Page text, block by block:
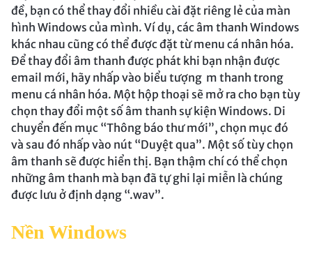
đề, bạn có thể thay đổi nhiều cài đặt riêng lẻ của màn
hình Windows của mình. Ví dụ, các âm thanh Windows
khác nhau cũng có thể được đặt từ menu cá nhân hóa.
Để thay đổi âm thanh được phát khi bạn nhận được
email mới, hãy nhấp vào biểu tượng m thanh trong
menu cá nhân hóa. Một hộp thoại sẽ mở ra cho bạn tùy
chọn thay đổi một số âm thanh sự kiện Windows. Di
chuyển đến mục “Thông báo thư mới”, chọn mục đó
và sau đó nhấp vào nút “Duyệt qua”. Một số tùy chọn
âm thanh sẽ được hiển thị. Bạn thậm chí có thể chọn
những âm thanh mà bạn đã tự ghi lại miễn là chúng
được lưu ở định dạng “.wav”.
Nền Windows